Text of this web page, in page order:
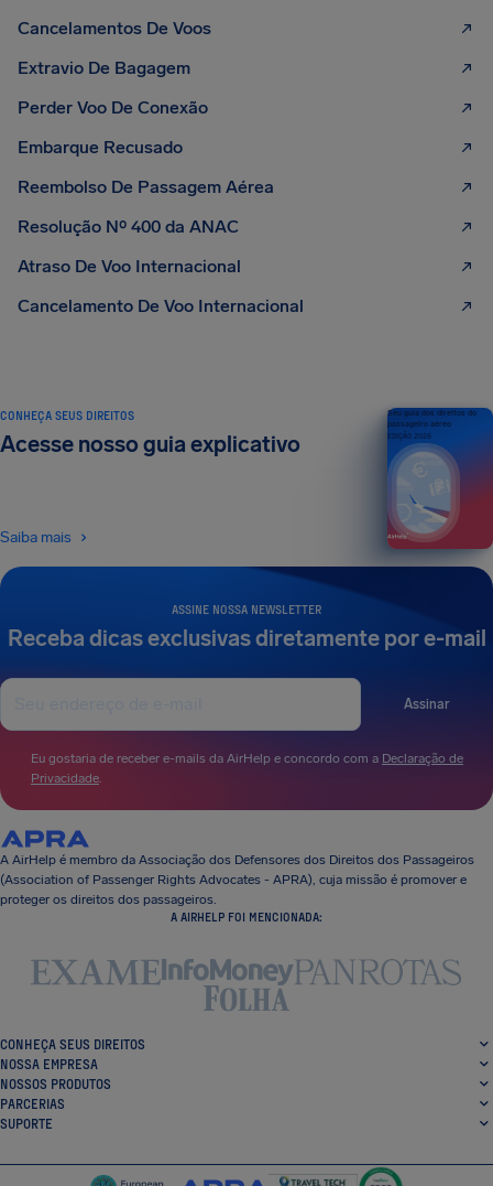
Cancelamentos De Voos
Extravio De Bagagem
Perder Voo De Conexão
Embarque Recusado
Reembolso De Passagem Aérea
Resolução Nº 400 da ANAC
Atraso De Voo Internacional
Cancelamento De Voo Internacional
ASSINE NOSSA NEWSLETTER
Receba dicas exclusivas diretamente por e-mail
Assinar
Eu gostaria de receber e-mails da AirHelp e concordo com a Declaração de
Privacidade.
CONHEÇA SEUS DIREITOS
Acesse nosso guia explicativo
Saiba mais
Seu guia dos direitos do
passageiro aéreo
EDIÇÃO 2026
A AirHelp é membro da Associação dos Defensores dos Direitos dos Passageiros
(Association of Passenger Rights Advocates - APRA), cuja missão é promover e
proteger os direitos dos passageiros.
A AIRHELP FOI MENCIONADA:
CONHEÇA SEUS DIREITOS
NOSSA EMPRESA
NOSSOS PRODUTOS
PARCERIAS
SUPORTE